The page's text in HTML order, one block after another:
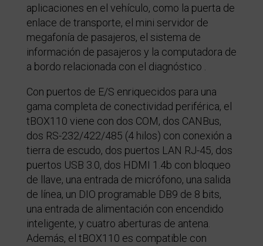
aplicaciones en el vehículo, como la puerta de
enlace de transporte, el mini servidor de
megafonía de pasajeros, el sistema de
información de pasajeros y la computadora de
a bordo relacionada con el diagnóstico .
Con puertos de E/S enriquecidos para una
gama completa de conectividad periférica, el
tBOX110 viene con dos COM, dos CANBus,
dos RS-232/422/485 (4 hilos) con conexión a
tierra de escudo, dos puertos LAN RJ-45, dos
puertos USB 3.0, dos HDMI 1.4b con bloqueo
de llave, una entrada de micrófono, una salida
de línea, un DIO programable DB9 de 8 bits,
una entrada de alimentación con encendido
inteligente, y cuatro aberturas de antena.
Además, el tBOX110 es compatible con